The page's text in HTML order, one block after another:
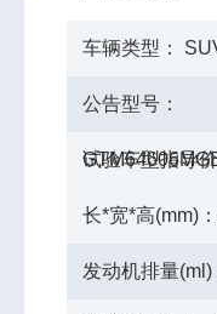
车辆类型：
公告型号：
试验车型指导
长*宽*高(mm)
发动机排量(ml)